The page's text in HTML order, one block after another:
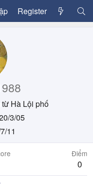
Register
từ Hà Lội phố
3/05
11
Điểm
0